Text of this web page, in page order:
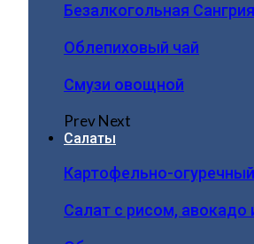
Безалкогольная Сангрия
Облепиховый чай
Смузи овощной
PrevNext
Салаты
Картофельно-
Салат с рисом, авокадо